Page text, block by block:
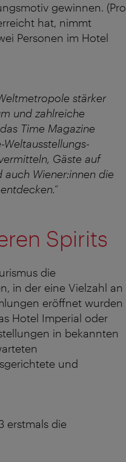
gewinnen. (Pro
hat, nimmt
Personen im Hotel
stärker
und zahlreiche
Time Magazine
Gäste auf
Wiener:innen die
Spirits
die
in der eine Vielzahl an
eröffnet wurden
Hotel Imperial oder
in bekannten
und
erstmals die